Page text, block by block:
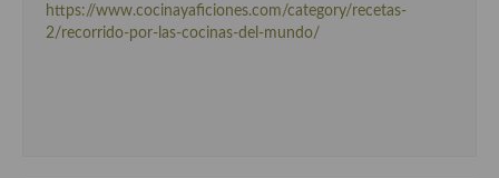
https://www.cocinayaficiones.com/category/recetas-
2/recorrido-por-las-cocinas-del-mundo/